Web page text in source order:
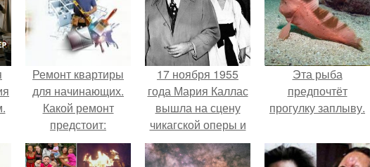
Ремонт квартиры
для начинающих.
Какой ремонт
предстоит:
косметический или
капитальный
17 ноября 1955
года Мария Каллас
вышла на сцену
чикагской оперы и
сорвала овации.
Эта рыба
предпочтёт
прогулку заплыву.